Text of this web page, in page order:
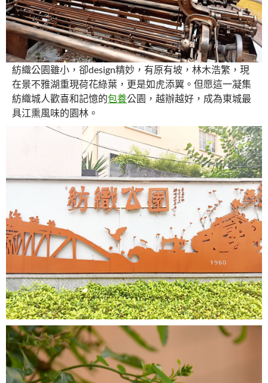
紡織公園雖小，卻design精妙，有原有坡，林木浩繁，現
在景不雅湖重現荷花綠葉，更是如虎添翼。但愿這一凝集
紡織城人歡喜和記憶的包養公園，越辦越好，成為東城最
具江熏風味的園林。